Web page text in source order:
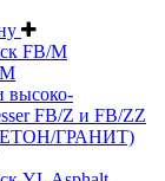
FB/M
высоко-
FB/Z и FB/ZZ
ГРАНИТ)